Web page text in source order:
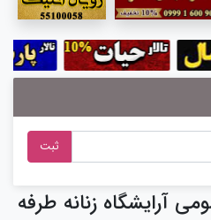
ثبت
آرایشگاه زنانه طرفه